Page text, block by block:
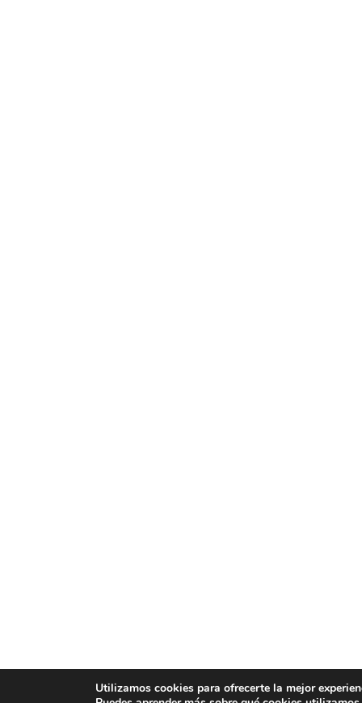
Utilizamos cookies para ofrecerte la mejor